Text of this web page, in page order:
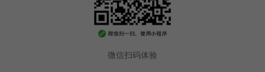
微信扫码体验